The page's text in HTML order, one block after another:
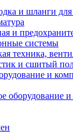
и шланги
и
системы
техника,
и сшитый
и
оборудование